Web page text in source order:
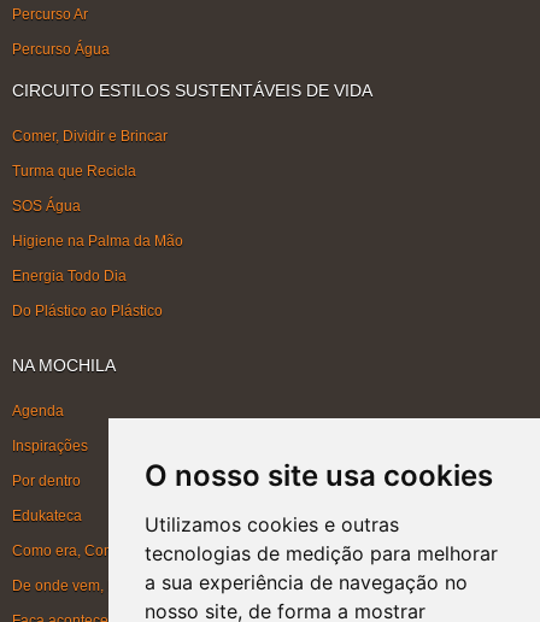
O nosso site usa cookies
Utilizamos cookies e outras
tecnologias de medição para melhorar
a sua experiência de navegação no
nosso site, de forma a mostrar
Percurso Ar
Percurso Água
CIRCUITO ESTILOS SUSTENTÁVEIS DE VIDA
Comer, Dividir e Brincar
Turma que Recicla
SOS Água
Higiene na Palma da Mão
Energia Todo Dia
Do Plástico ao Plástico
NA MOCHILA
Agenda
Inspirações
Por dentro
Edukateca
Como era, Como ficou, Como será
De onde vem, Para onde vai